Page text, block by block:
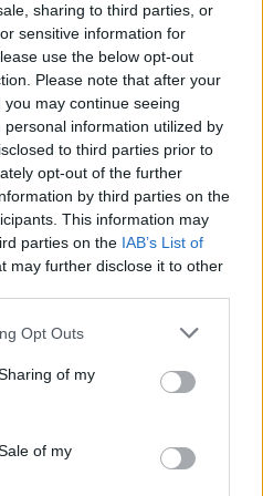
sharing to third parties, or
sensitive information for
use the below opt-out
Please note that after your
may continue seeing
information utilized by
to third parties prior to
opt-out of the further
by third parties on the
This information may
parties on the IAB’s List of
may further disclose it to other
Opt Outs
of my
of my
PHEV ? är ni nöjda? 8 svar
för 3 minuter sedaniEl- och
Zenith INAT 35/40
för 13 minuter sedaniMotorteknik
bil av helt fel
för 1 timme sedaniAllmänt
2007. Hjulhuset
för 16 timmar sedaniGenerell